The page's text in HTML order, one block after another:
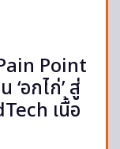
Point
‘อกไก่’ สู่
เนื้อ